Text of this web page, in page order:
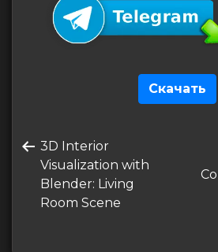
Скачать
по
записям
Предыдущая
запись
3D Interior
Visualization with
Blender: Living
Room Scene